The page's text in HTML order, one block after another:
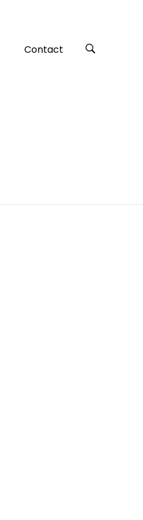
Contact